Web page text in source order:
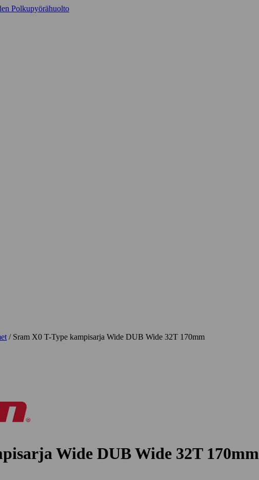
/ Sram X0 T-Type kampisarja Wide DUB Wide 32T 170mm
Wide DUB Wide 32T 170mm